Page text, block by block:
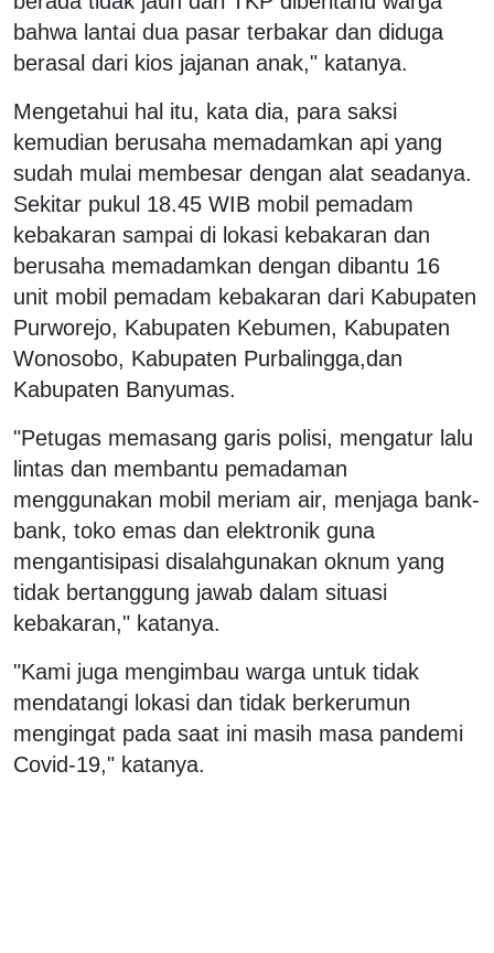
bahwa lantai dua pasar terbakar dan diduga
berasal dari kios jajanan anak," katanya.
Mengetahui hal itu, kata dia, para saksi
kemudian berusaha memadamkan api yang
sudah mulai membesar dengan alat seadanya.
Sekitar pukul 18.45 WIB mobil pemadam
kebakaran sampai di lokasi kebakaran dan
berusaha memadamkan dengan dibantu 16
unit mobil pemadam kebakaran dari Kabupaten
Purworejo, Kabupaten Kebumen, Kabupaten
Wonosobo, Kabupaten Purbalingga,dan
Kabupaten Banyumas.
"Petugas memasang garis polisi, mengatur lalu
lintas dan membantu pemadaman
menggunakan mobil meriam air, menjaga bank-
bank, toko emas dan elektronik guna
mengantisipasi disalahgunakan oknum yang
tidak bertanggung jawab dalam situasi
kebakaran," katanya.
"Kami juga mengimbau warga untuk tidak
mendatangi lokasi dan tidak berkerumun
mengingat pada saat ini masih masa pandemi
Covid-19," katanya.